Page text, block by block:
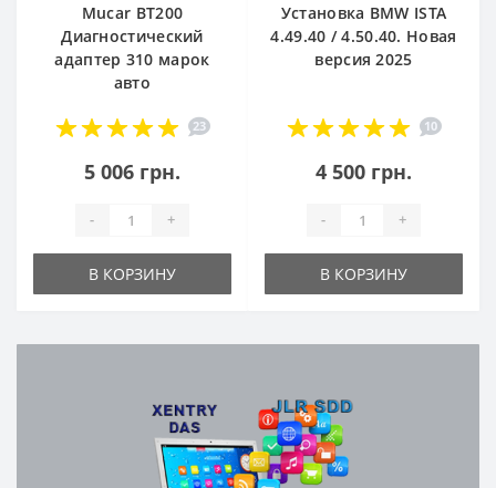
Mucar BT200
Диагностический
адаптер 310 марок
авто
23
5 006 грн.
- +
В КОРЗИНУ
Установка BMW ISTA
4.49.40 / 4.50.40. Новая
версия 2025
10
4 500 грн.
- +
В КОРЗИНУ